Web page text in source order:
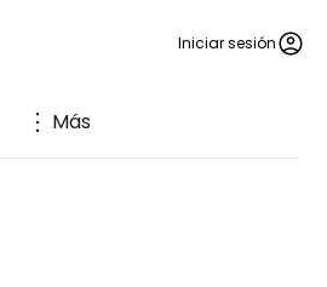
Iniciar sesión
Más